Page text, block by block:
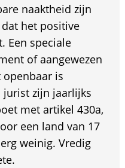
naaktheid zijn
het positive
Een speciale
of aangewezen
is
jurist zijn jaarlijks
met artikel 430a,
een land van 17
weinig. Vredig